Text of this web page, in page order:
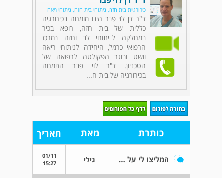
כירורגיית בית חזה, ניתוחי בית חזה, ניתוחי ריאה
ד"ר דן לוי פבר הינו מומחה בכירורגיה
כללית של בית חזה, רופא בכיר
במחלקה לניתוחי לב וחזה במרכז
הרפואי כרמל, היחידה לניתוחי ריאה
וושט ובוגר הפקולטה לרפואה של
הטכניון. ד"ר לוי פבר התמחה
בכירורגיה של בית ח...
כותרת מאת תאריך
המליצו לי על ניתוח כריתת אונה גילי
01/11
15:27